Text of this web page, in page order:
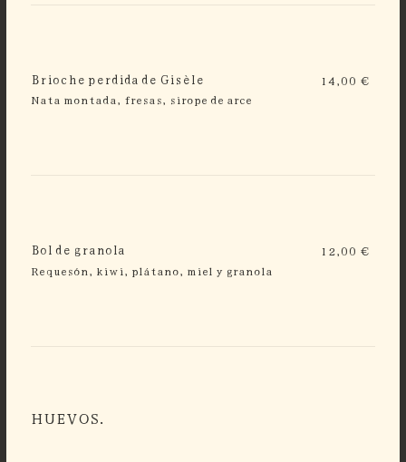
Brioche perdida de Gisèle
Nata montada, fresas, sirope de arce
14,00 €
Bol de granola
Requesón, kiwi, plátano, miel y granola
12,00 €
HUEVOS.